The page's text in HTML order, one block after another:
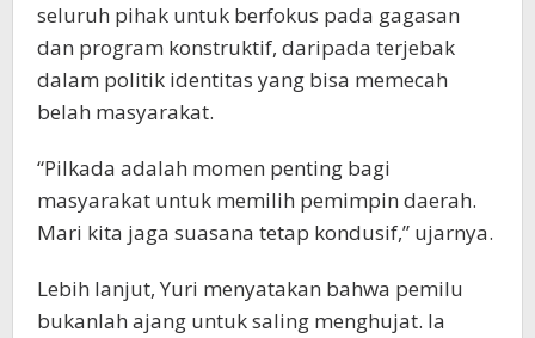
seluruh pihak untuk berfokus pada gagasan
dan program konstruktif, daripada terjebak
dalam politik identitas yang bisa memecah
belah masyarakat.
“Pilkada adalah momen penting bagi
masyarakat untuk memilih pemimpin daerah.
Mari kita jaga suasana tetap kondusif,” ujarnya.
Lebih lanjut, Yuri menyatakan bahwa pemilu
bukanlah ajang untuk saling menghujat. Ia